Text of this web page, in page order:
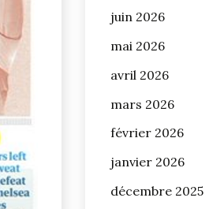
juin 2026
mai 2026
avril 2026
mars 2026
février 2026
janvier 2026
décembre 2025